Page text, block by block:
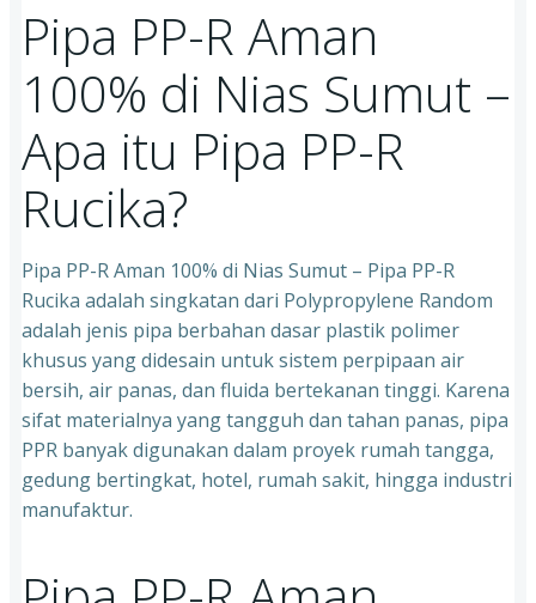
Pipa PP-R Aman
100% di Nias Sumut –
Apa itu Pipa PP-R
Rucika?
Pipa PP-R Aman 100% di Nias Sumut – Pipa PP-R
Rucika adalah singkatan dari Polypropylene Random
adalah jenis pipa berbahan dasar plastik polimer
khusus yang didesain untuk sistem perpipaan air
bersih, air panas, dan fluida bertekanan tinggi. Karena
sifat materialnya yang tangguh dan tahan panas, pipa
PPR banyak digunakan dalam proyek rumah tangga,
gedung bertingkat, hotel, rumah sakit, hingga industri
manufaktur.